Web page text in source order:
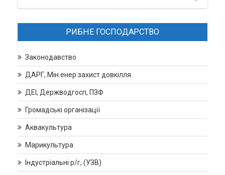
РИБНЕ ГОСПОДАРСТВО
Законодавство
ДАРГ, Мін.енер.захист довкілля
ДЕІ, Держводгосп, ПЗФ
Громадські організації
Аквакультура
Марикультура
Індустріальні р/г, (УЗВ)